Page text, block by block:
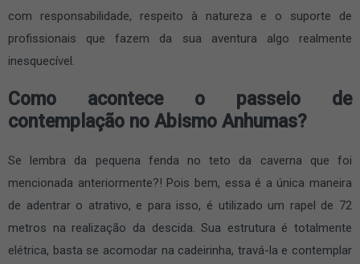
com responsabilidade, respeito à natureza e o suporte de
profissionais que fazem da sua aventura algo realmente
inesquecível.
Como acontece o passeio de
contemplação no Abismo Anhumas?
Se lembra da pequena fenda no teto da caverna que foi
mencionada anteriormente?! Pois bem, essa é a única maneira
de adentrar o atrativo, e para isso, é utilizado um rapel de 72
metros na realização da descida. Sua estrutura é totalmente
elétrica, basta se acomodar na cadeirinha, travá-la e contemplar